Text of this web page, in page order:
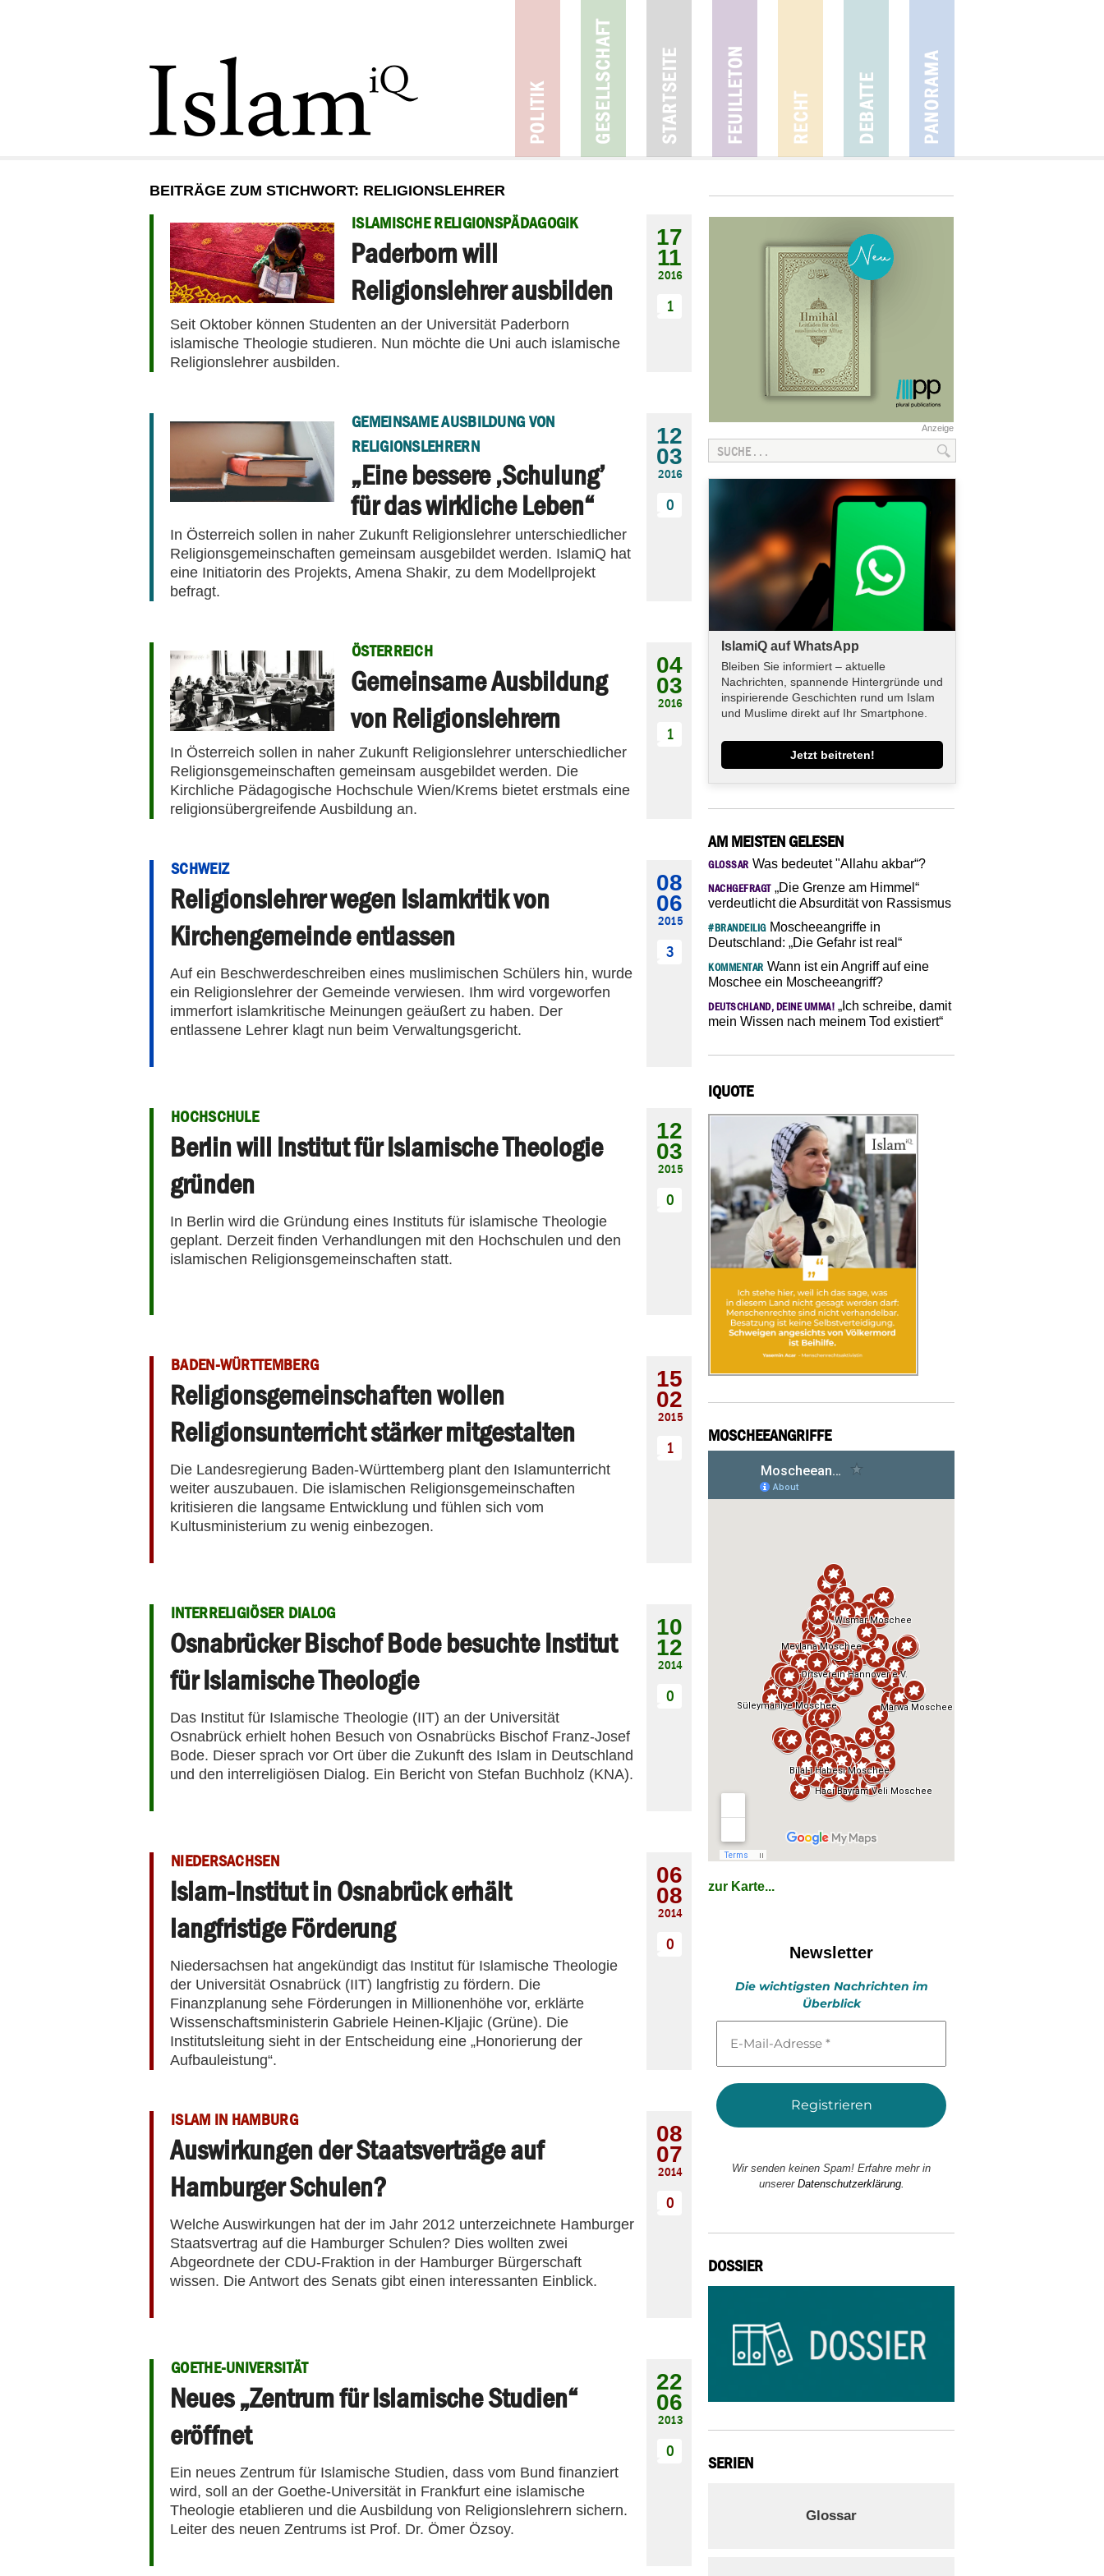
BEITRÄGE ZUM STICHWORT: RELIGIONSLEHRER
ISLAMISCHE RELIGIONSPÄDAGOGIK
Paderborn will
Religionslehrer ausbilden
Seit Oktober können Studenten an der Universität Paderborn
islamische Theologie studieren. Nun möchte die Uni auch islamische
Religionslehrer ausbilden.
17
11
2016
1
GEMEINSAME AUSBILDUNG VON
RELIGIONSLEHRERN
„Eine bessere ‚Schulung’
für das wirkliche Leben“
In Österreich sollen in naher Zukunft Religionslehrer unterschiedlicher
Religionsgemeinschaften gemeinsam ausgebildet werden. IslamiQ hat
eine Initiatorin des Projekts, Amena Shakir, zu dem Modellprojekt
befragt.
12
03
2016
0
ÖSTERREICH
Gemeinsame Ausbildung
von Religionslehrern
In Österreich sollen in naher Zukunft Religionslehrer unterschiedlicher
Religionsgemeinschaften gemeinsam ausgebildet werden. Die
Kirchliche Pädagogische Hochschule Wien/Krems bietet erstmals eine
religionsübergreifende Ausbildung an.
04
03
2016
1
SCHWEIZ
Religionslehrer wegen Islamkritik von
Kirchengemeinde entlassen
Auf ein Beschwerdeschreiben eines muslimischen Schülers hin, wurde
ein Religionslehrer der Gemeinde verwiesen. Ihm wird vorgeworfen
immerfort islamkritische Meinungen geäußert zu haben. Der
entlassene Lehrer klagt nun beim Verwaltungsgericht.
08
06
2015
3
HOCHSCHULE
Berlin will Institut für Islamische Theologie
gründen
In Berlin wird die Gründung eines Instituts für islamische Theologie
geplant. Derzeit finden Verhandlungen mit den Hochschulen und den
islamischen Religionsgemeinschaften statt.
12
03
2015
0
BADEN-WÜRTTEMBERG
Religionsgemeinschaften wollen
Religionsunterricht stärker mitgestalten
Die Landesregierung Baden-Württemberg plant den Islamunterricht
weiter auszubauen. Die islamischen Religionsgemeinschaften
kritisieren die langsame Entwicklung und fühlen sich vom
Kultusministerium zu wenig einbezogen.
15
02
2015
1
INTERRELIGIÖSER DIALOG
Osnabrücker Bischof Bode besuchte Institut
für Islamische Theologie
Das Institut für Islamische Theologie (IIT) an der Universität
Osnabrück erhielt hohen Besuch von Osnabrücks Bischof Franz-Josef
Bode. Dieser sprach vor Ort über die Zukunft des Islam in Deutschland
und den interreligiösen Dialog. Ein Bericht von Stefan Buchholz (KNA).
10
12
2014
0
NIEDERSACHSEN
Islam-Institut in Osnabrück erhält
langfristige Förderung
Niedersachsen hat angekündigt das Institut für Islamische Theologie
der Universität Osnabrück (IIT) langfristig zu fördern. Die
Finanzplanung sehe Förderungen in Millionenhöhe vor, erklärte
Wissenschaftsministerin Gabriele Heinen-Kljajic (Grüne). Die
Institutsleitung sieht in der Entscheidung eine „Honorierung der
Aufbauleistung“.
06
08
2014
0
ISLAM IN HAMBURG
Auswirkungen der Staatsverträge auf
Hamburger Schulen?
Welche Auswirkungen hat der im Jahr 2012 unterzeichnete Hamburger
Staatsvertrag auf die Hamburger Schulen? Dies wollten zwei
Abgeordnete der CDU-Fraktion in der Hamburger Bürgerschaft
wissen. Die Antwort des Senats gibt einen interessanten Einblick.
08
07
2014
0
GOETHE-UNIVERSITÄT
Neues „Zentrum für Islamische Studien“
eröffnet
Ein neues Zentrum für Islamische Studien, dass vom Bund finanziert
wird, soll an der Goethe-Universität in Frankfurt eine islamische
Theologie etablieren und die Ausbildung von Religionslehrern sichern.
Leiter des neuen Zentrums ist Prof. Dr. Ömer Özsoy.
22
06
2013
0
Anzeige
IslamiQ auf WhatsApp
Bleiben Sie informiert – aktuelle
Nachrichten, spannende Hintergründe und
inspirierende Geschichten rund um Islam
und Muslime direkt auf Ihr Smartphone.
Jetzt beitreten!
AM MEISTEN GELESEN
GLOSSAR Was bedeutet "Allahu akbar“?
NACHGEFRAGT„Die Grenze am Himmel“
verdeutlicht die Absurdität von Rassismus
#BRANDEILIGMoscheeangriffe in
Deutschland: „Die Gefahr ist real“
KOMMENTAR Wann ist ein Angriff auf eine
Moschee ein Moscheeangriff?
DEUTSCHLAND, DEINE UMMA! „Ich schreibe, damit
mein Wissen nach meinem Tod existiert“
IQUOTE
MOSCHEEANGRIFFE
zur Karte...
Newsletter
Die wichtigsten Nachrichten im
Überblick
Mail-
*
Wir senden keinen Spam! Erfahre mehr in
unserer Datenschutzerklärung.
DOSSIER
SERIEN
Glossar